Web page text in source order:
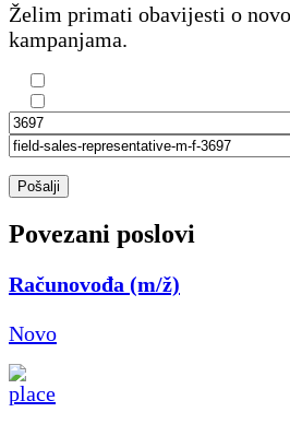
Želim primati obavijesti o
kampanjama.
Pošalji
Povezani poslovi
Računovođa (m/ž)
Novo